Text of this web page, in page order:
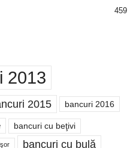
459
2013
2015 bancuri 2016
bancuri cu beţivi
bancuri cu bulă